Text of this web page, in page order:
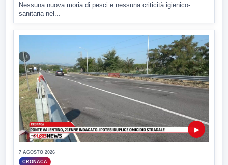
Nessuna nuova moria di pesci e nessuna criticità igienico-
sanitaria nel...
▶
7 AGOSTO 2026
CRONACA